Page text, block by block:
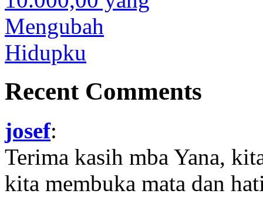
Recent Comments
josef:
Terima kasih mba Yana,
kita membuka mata dan